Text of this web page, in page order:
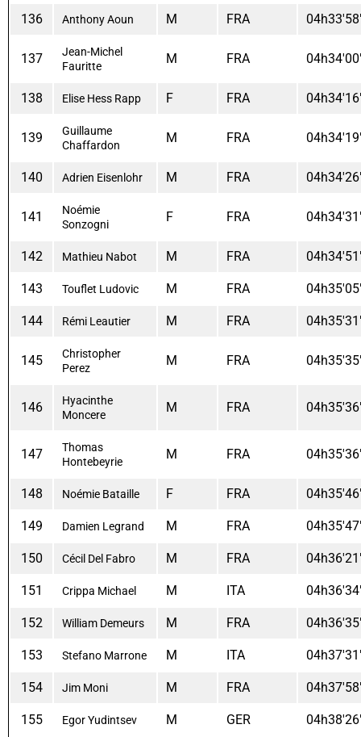
136 Anthony Aoun M FRA
137
Jean-Michel
Fauritte
M FRA
138 Elise Hess Rapp F FRA
139
Guillaume
Chaffardon
M FRA
140 Adrien Eisenlohr M FRA
141
Noémie
Sonzogni
F FRA
142 Mathieu Nabot M FRA
143 Touflet Ludovic M FRA
144 Rémi Leautier M FRA
145
Christopher
Perez
M FRA
146
Hyacinthe
Moncere
M FRA
147
Thomas
Hontebeyrie
M FRA
148 Noémie Bataille F FRA
149 Damien Legrand M FRA
150 Cécil Del Fabro M FRA
151 Crippa Michael M ITA
152 William Demeurs M FRA
153 Stefano Marrone M ITA
154 Jim Moni M FRA
155 Egor Yudintsev M GER